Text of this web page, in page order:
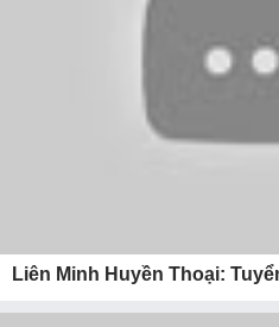
Liên Minh Huyền Thoại: